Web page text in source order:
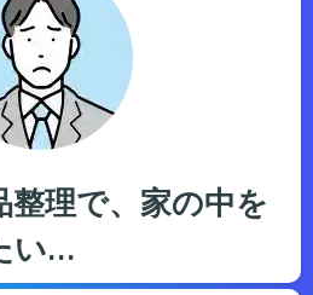
整理で、家の中を
い…